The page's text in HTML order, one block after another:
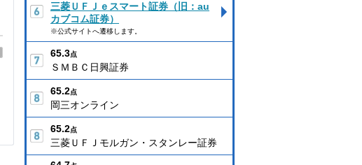
三菱ＵＦＪｅスマート証券（旧：au
カブコム証券）
※公式サイトへ遷移します。
65.3点
ＳＭＢＣ日興証券
65.2点
岡三オンライン
65.2点
三菱ＵＦＪモルガン・スタンレー証券